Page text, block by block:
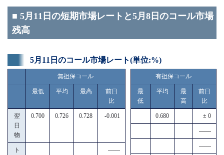
■ 5月11日の短期市場レートと5月8日のコール市場
残高
5月11日のコール市場レート(単位:%)
無担保コール
最低 平均 最高
前日
比
翌
日
物
0.700 0.726 0.728 -0.001
ト
------
有担保コール
最
低
平均
最
高
前日
比
0.680 ± 0
------
------